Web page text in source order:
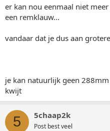
er kan nou eenmaal niet
een remklauw...
vandaar dat je dus aan
je kan natuurlijk geen
kwijt
5 5chaap2k
Post best veel